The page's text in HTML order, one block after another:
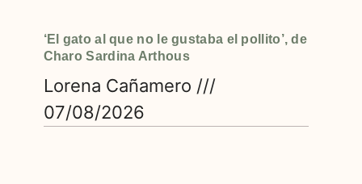
‘El gato al que no le gustaba el pollito’, de
Charo Sardina Arthous
Lorena Cañamero
07/08/2026